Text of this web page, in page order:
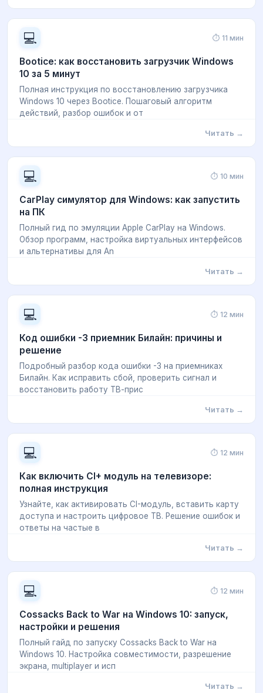
💻 ⏱ 11 мин
Bootice: как восстановить загрузчик Windows
10 за 5 минут
Полная инструкция по восстановлению загрузчика
Windows 10 через Bootice. Пошаговый алгоритм
действий, разбор ошибок и от
Читать →
💻 ⏱ 10 мин
CarPlay симулятор для Windows: как запустить
на ПК
Полный гид по эмуляции Apple CarPlay на Windows.
Обзор программ, настройка виртуальных интерфейсов
и альтернативы для An
Читать →
💻 ⏱ 12 мин
Код ошибки -3 приемник Билайн: причины и
решение
Подробный разбор кода ошибки -3 на приемниках
Билайн. Как исправить сбой, проверить сигнал и
восстановить работу ТВ-прис
Читать →
💻 ⏱ 12 мин
Как включить CI+ модуль на телевизоре:
полная инструкция
Узнайте, как активировать CI-модуль, вставить карту
доступа и настроить цифровое ТВ. Решение ошибок и
ответы на частые в
Читать →
💻 ⏱ 12 мин
Cossacks Back to War на Windows 10: запуск,
настройки и решения
Полный гайд по запуску Cossacks Back to War на
Windows 10. Настройка совместимости, разрешение
экрана, multiplayer и исп
Читать →